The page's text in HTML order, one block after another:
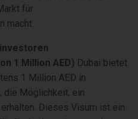
für
macht.
1 Million AED) Dubai bietet
1 Million AED in
die Möglichkeit, ein
Dieses Visum ist ein